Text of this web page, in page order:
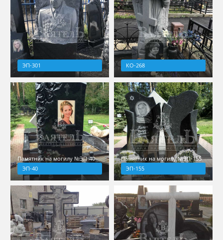
ЭП-301 КО-268
Памятник на могилу №ЭП-40
ЭП-40
Памятник на могилу №ЭП-155
ЭП-155